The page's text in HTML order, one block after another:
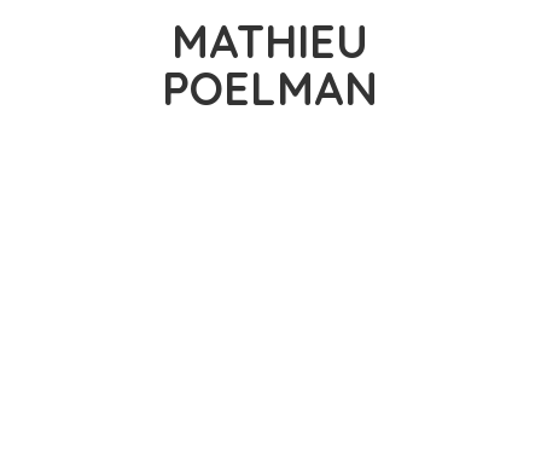
MATHIEU
POELMAN